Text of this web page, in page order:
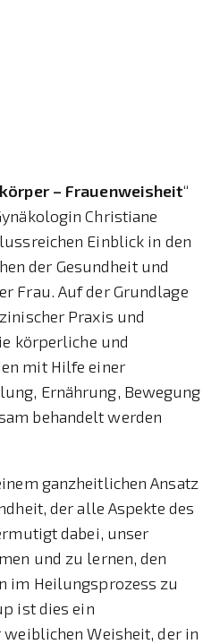
– Frauenweisheit“
Christiane
Einblick in den
der Gesundheit und
Frau. Auf der Grundlage
Praxis und
körperliche und
mit Hilfe einer
Ernährung, Bewegung
behandelt werden
ganzheitlichen Ansatz
der alle Aspekte des
dabei, unser
und zu lernen, den
im Heilungsprozess zu
ist dies ein
Weisheit, der in